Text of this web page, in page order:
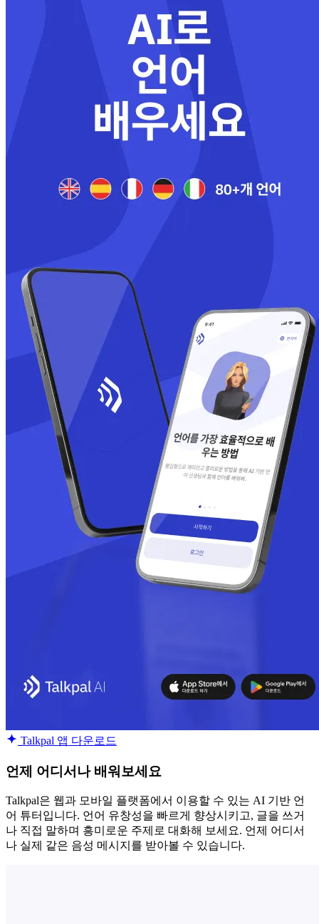
Talkpal 앱 다운로드
언제 어디서나 배워보세요
Talkpal은 웹과 모바일 플랫폼에서 이용할 수 있는 AI 기반 언
어 튜터입니다. 언어 유창성을 빠르게 향상시키고, 글을 쓰거
나 직접 말하며 흥미로운 주제로 대화해 보세요. 언제 어디서
나 실제 같은 음성 메시지를 받아볼 수 있습니다.